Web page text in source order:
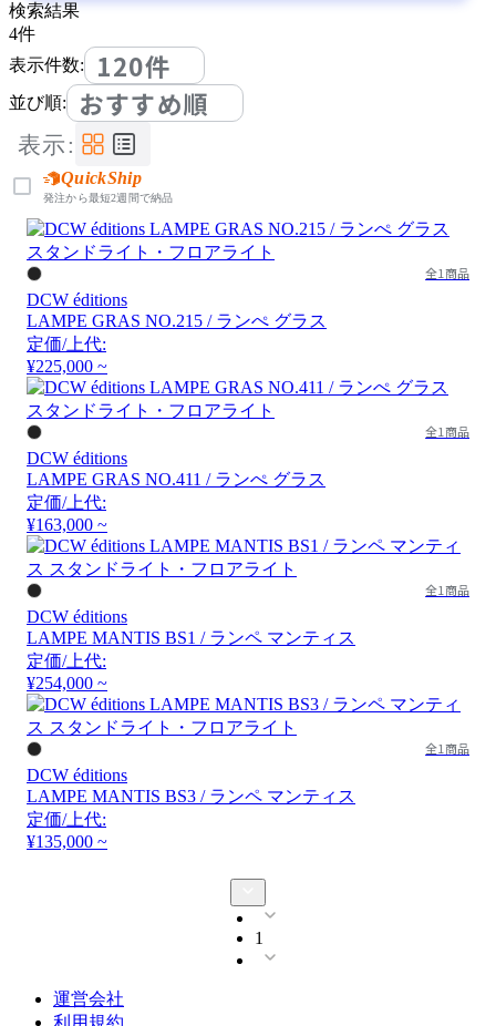
検索結果
4件
表示件数:
120件
並び順: おすすめ順
表示:
QuickShip
発注から最短2週間で納品
全1商品
DCW éditions
LAMPE GRAS NO.215 / ランぺ グラス
定価/上代:
¥225,000 ~
全1商品
DCW éditions
LAMPE GRAS NO.411 / ランぺ グラス
定価/上代:
¥163,000 ~
全1商品
DCW éditions
LAMPE MANTIS BS1 / ランペ マンティス
定価/上代:
¥254,000 ~
全1商品
DCW éditions
LAMPE MANTIS BS3 / ランペ マンティス
定価/上代:
¥135,000 ~
1
運営会社
利用規約